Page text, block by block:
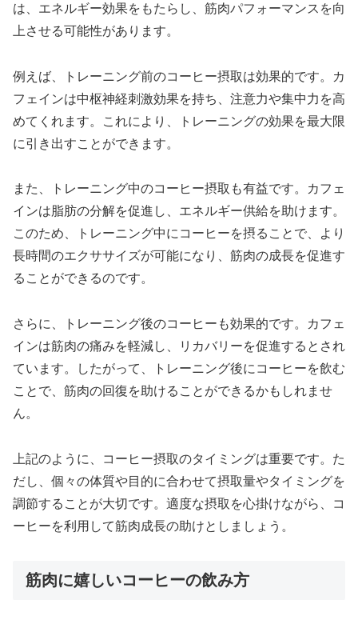
は、エネルギー効果をもたらし、筋肉パフォーマンスを向
上させる可能性があります。
例えば、トレーニング前のコーヒー摂取は効果的です。カ
フェインは中枢神経刺激効果を持ち、注意力や集中力を高
めてくれます。これにより、トレーニングの効果を最大限
に引き出すことができます。
また、トレーニング中のコーヒー摂取も有益です。カフェ
インは脂肪の分解を促進し、エネルギー供給を助けます。
このため、トレーニング中にコーヒーを摂ることで、より
長時間のエクササイズが可能になり、筋肉の成長を促進す
ることができるのです。
さらに、トレーニング後のコーヒーも効果的です。カフェ
インは筋肉の痛みを軽減し、リカバリーを促進するとされ
ています。したがって、トレーニング後にコーヒーを飲む
ことで、筋肉の回復を助けることができるかもしれませ
ん。
上記のように、コーヒー摂取のタイミングは重要です。た
だし、個々の体質や目的に合わせて摂取量やタイミングを
調節することが大切です。適度な摂取を心掛けながら、コ
ーヒーを利用して筋肉成長の助けとしましょう。
筋肉に嬉しいコーヒーの飲み方